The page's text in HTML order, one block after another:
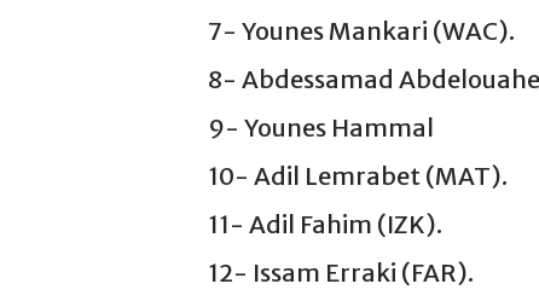
7- Younes Mankari (WAC).
8- Abdessamad
9- Younes Hammal
10- Adil Lemrabet (MAT).
11- Adil Fahim (IZK).
12- Issam Erraki (FAR).